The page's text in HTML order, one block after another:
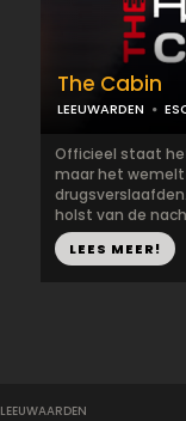
The Cabin
LEEUWARDEN
Officieel staat
maar het wemelt
holst van de
LEES MEER!
LEEUWAARDEN